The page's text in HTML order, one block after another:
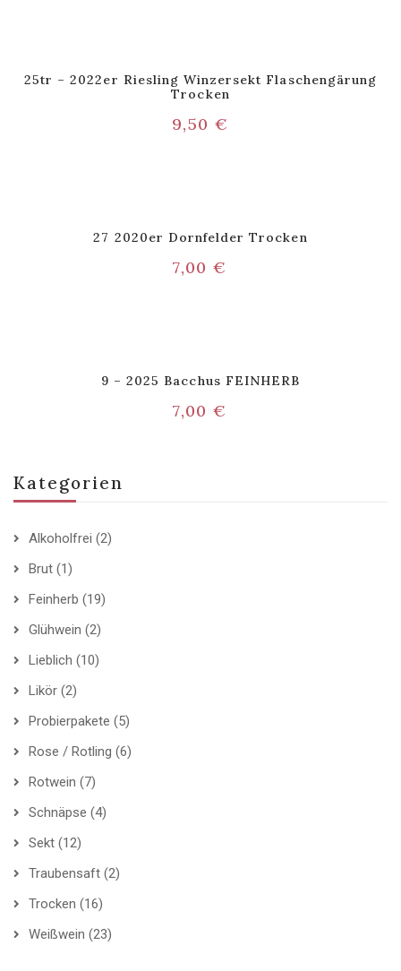
Kategorien
Alkoholfrei (2)
Brut (1)
Feinherb (19)
Glühwein (2)
Lieblich (10)
Likör (2)
Probierpakete (5)
Rose / Rotling (6)
Rotwein (7)
Schnäpse (4)
Sekt (12)
Traubensaft (2)
Trocken (16)
Weißwein (23)
25tr – 2022er Riesling Winzersekt Flaschengärung
Trocken
9,50 €
27 2020er Dornfelder Trocken
7,00€
9 – 2025 Bacchus FEINHERB
7,00€